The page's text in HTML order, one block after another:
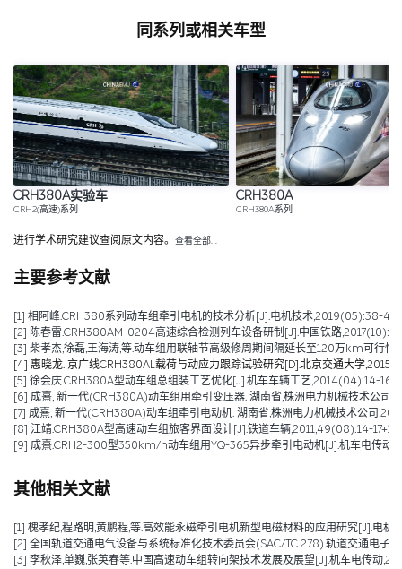
同系列或相关车型
CRH380A实验车
CRH2(高速)系列
CRH380A
CRH380A系列
进行学术研究建议查阅原文内容。 查看全部…
主要参考文献
[1] 相阿峰.CRH380系列动车组牵引电机的技术分析[J].电机技术,2019(05):38-43.
[2] 陈春雷.CRH380AM-0204高速综合检测列车设备研制[J].中国铁路
[3] 柴孝杰,徐磊,王海涛,等.动车组用联轴节高级修周期间隔延长至120万km可行
[4] 惠晓龙. 京广线CRH380AL载荷与动应力跟踪试验研究[D].北京交通大学,2015.
[5] 徐会庆.CRH380A型动车组总组装工艺优化[J].机车车辆工艺,2014(04):14-16.
[6] 成熹, 新一代(CRH380A)动车组用牵引变压器. 湖南省,株洲电力机械技术公司
[7] 成熹, 新一代(CRH380A)动车组牵引电动机. 湖南省,株洲电力机械技术公司
[8] 江靖.CRH380A型高速动车组旅客界面设计[J].铁道车辆,2011,49(08):14-17+1.
[9] 成熹.CRH2-300型350km/h动车组用YQ-365异步牵引电动机[J].机车电传动
其他相关文献
[1] 槐孝纪,程路明,黄鹏程,等.高效能永磁牵引电机新型电磁材料的应用研究[J].电
[2] 全国轨道交通电气设备与系统标准化技术委员会(SAC/TC 278).轨道交通电
[3] 李秋泽,单巍,张英春等.中国高速动车组转向架技术发展及展望[J].机车电传动